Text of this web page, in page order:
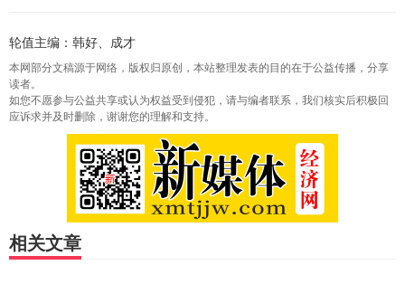
轮值主编：韩好、成才
本网部分文稿源于网络，版权归原创，本站整理发表的目的在于公益传播，分享
读者。
如您不愿参与公益共享或认为权益受到侵犯，请与编者联系，我们核实后积极回
应诉求并及时删除，谢谢您的理解和支持。
相关文章